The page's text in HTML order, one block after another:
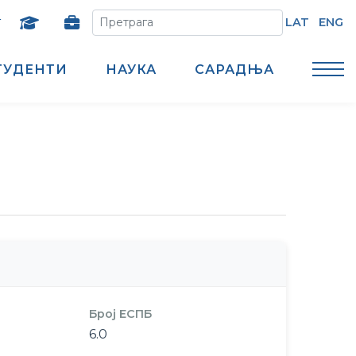
LAT ENG
НАУКА САРАДЊА
Број ЕСПБ
6.0